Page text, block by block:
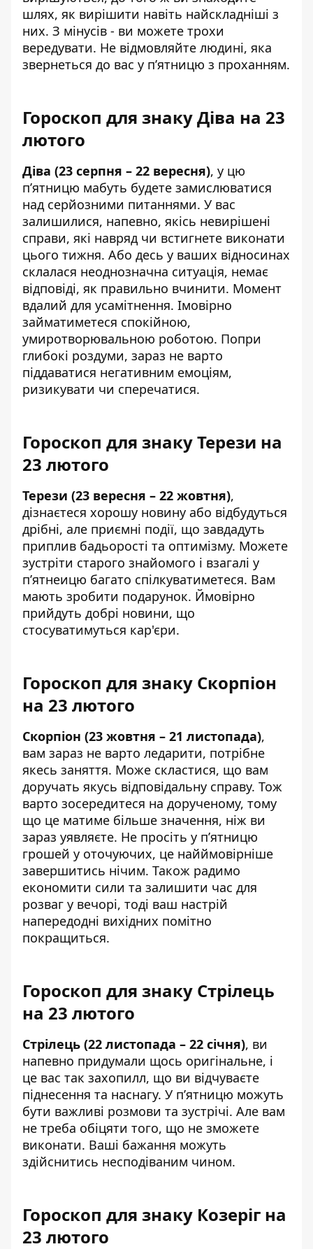
шлях, як вирішити навіть найскладніші з
них. З мінусів - ви можете трохи
вередувати. Не відмовляйте людині, яка
звернеться до вас у п’ятницю з проханням.
Гороскоп для знаку Діва на 23
лютого
Діва (23 серпня – 22 вересня), у цю
п’ятницю мабуть будете замислюватися
над серйозними питаннями. У вас
залишилися, напевно, якісь невирішені
справи, які навряд чи встигнете виконати
цього тижня. Або десь у ваших відносинах
склалася неоднозначна ситуація, немає
відповіді, як правильно вчинити. Момент
вдалий для усамітнення. Імовірно
займатиметеся спокійною,
умиротворювальною роботою. Попри
глибокі роздуми, зараз не варто
піддаватися негативним емоціям,
ризикувати чи сперечатися.
Гороскоп для знаку Терези на
23 лютого
Терези (23 вересня – 22 жовтня),
дізнаєтеся хорошу новину або відбудуться
дрібні, але приємні події, що завдадуть
приплив бадьорості та оптимізму. Можете
зустріти старого знайомого і взагалі у
п’ятнеицю багато спілкуватиметеся. Вам
мають зробити подарунок. Ймовірно
прийдуть добрі новини, що
стосуватимуться кар'єри.
Гороскоп для знаку Скорпіон
на 23 лютого
Скорпіон (23 жовтня – 21 листопада),
вам зараз не варто ледарити, потрібне
якесь заняття. Може скластися, що вам
доручать якусь відповідальну справу. Тож
варто зосередитеся на дорученому, тому
що це матиме більше значення, ніж ви
зараз уявляєте. Не просіть у п’ятницю
грошей у оточуючих, це найймовірніше
завершитись нічим. Також радимо
економити сили та залишити час для
розваг у вечорі, тоді ваш настрій
напередодні вихідних помітно
покращиться.
Гороскоп для знаку Стрілець
на 23 лютого
Стрілець (22 листопада – 22 січня), ви
напевно придумали щось оригінальне, і
це вас так захопилл, що ви відчуваєте
піднесення та наснагу. У п’ятницю можуть
бути важливі розмови та зустрічі. Але вам
не треба обіцяти того, що не зможете
виконати. Ваші бажання можуть
здійснитись несподіваним чином.
Гороскоп для знаку Козеріг на
23 лютого